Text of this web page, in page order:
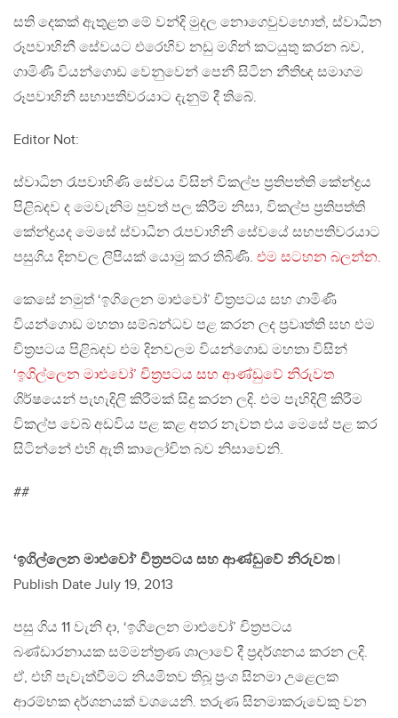
සති දෙකක් ඇතුළත මේ වන්දි මුදල නොගෙවුවහොත්, ස්වාධීන
රූපවාහිනී සේවයට එරෙහිව නඩු මගින් කටයුතු කරන බව,
ගාමිණී වියන්ගොඩ වෙනුවෙන් පෙනී සිටින නීතිඥ සමාගම
රූපවාහිනී සභාපතිවරයාට දැනුම් දී තිබේ.
Editor Not:
ස්වාධින රෑපවාහිණි සේවය විසින් විකල්ප ප්‍රතිපත්ති කේන්ද්‍රය
පිළිබදව ද මෙවැනිම පුවත් පල කිරීම නිසා, විකල්ප ප්‍රතිපත්ති
කේන්ද්‍රයද මෙසේ ස්වාධීන රෑපවාහිනී සේවයේ සභපතිවරයාට
පසුගිය දිනවල ලිපියක් යොමු කර තිබිණි. එම සටහන බලන්න.
කෙසේ නමුත් ‘ඉගිලෙන මාළුවෝ’ චිත්‍රපටය සහ ගාමිණි
වියන්ගොඩ මහතා සම්බන්ධව පළ කරන ලද ප්‍රවෘත්ති සහ එම
චිත්‍රපටය පිළිබදව එම දිනවලම වියන්ගොඩ මහතා විසින්
‘ඉගිල්ලෙන මාළුවෝ’ චිත‍්‍රපටය සහ ආණ්ඩුවේ නිරුවත
ශිර්ෂයෙන් පැහැදිලි කිරීමක් සිදු කරන ලදි. එම පැහිදිලි කිරීම
විකල්ප වෙබ් අඩවිය පළ කළ අතර නැවත එය මෙසේ පළ කර
සිටින්නේ එහි ඇති කාලෝචිත බව නිසාවෙනි.
##
‘ඉගිල්ලෙන මාළුවෝ’ චිත‍්‍රපටය සහ ආණ්ඩුවේ නිරුවත|
Publish Date July 19, 2013
පසු ගිය 11 වැනි දා, ‘ඉගිලෙන මාළුවෝ’ චිත‍්‍රපටය
බණ්ඩාරනායක සම්මන්ත‍්‍රණ ශාලාවේ දී ප‍්‍රදර්ශනය කරන ලදි.
ඒ, එහි පැවැත්වීමට නියමිතව තිබූ ප‍්‍රංශ සිනමා උළෙලක
ආරම්භක දර්ශනයක් වශයෙනි. තරුණ සිනමාකරුවෙකු වන